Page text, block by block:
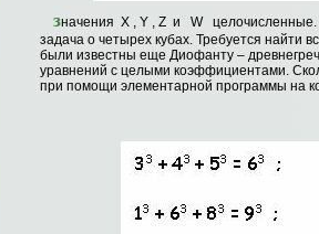
значения X , Y , Z и W целочисленные.
задача о четырех кубах. Требуется
были известны еще Диофанту –
уравнений с целыми коэффициентами.
при помощи элементарной программы на